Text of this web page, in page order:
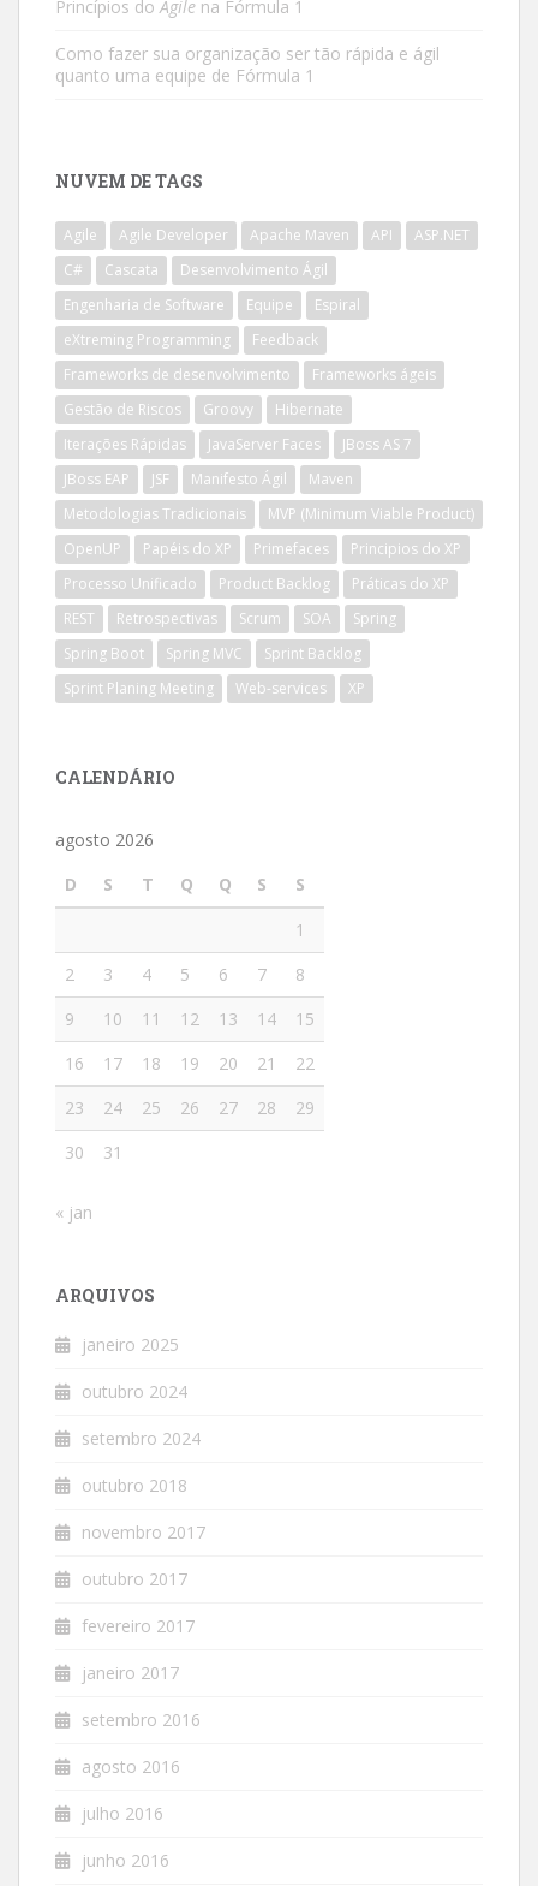
Princípios do Agile na Fórmula 1
Como fazer sua organização ser tão rápida e ágil
quanto uma equipe de Fórmula 1
NUVEM DE TAGS
Agile Agile Developer Apache Maven API
ASP.NET
C#
Cascata
Desenvolvimento Ágil
Engenharia de Software
Equipe
Espiral
eXtreming Programming
Feedback
Frameworks de desenvolvimento
Frameworks ágeis
Gestão de Riscos
Groovy
Hibernate
Iterações Rápidas
JavaServer Faces
JBoss AS 7
JBoss EAP
JSF Manifesto Ágil
Maven
Metodologias Tradicionais
MVP (Minimum Viable Product)
OpenUP
Papéis do XP Primefaces
Principios do XP
Processo Unificado
Product Backlog
Práticas do XP
REST
Retrospectivas Scrum SOA
Spring
Spring Boot
Spring MVC
Sprint Backlog
Sprint Planing Meeting
Web-services XP
CALENDÁRIO
agosto 2026
D
S T Q Q S
S
1
2
3 4 5 6 7
8
9
10 11 12 13 14
15
16
17 18 19 20 21
22
23
24 25 26 27 28
29
30
31
« jan
ARQUIVOS
janeiro 2025
outubro 2024
setembro 2024
outubro 2018
novembro 2017
outubro 2017
fevereiro 2017
janeiro 2017
setembro 2016
agosto 2016
julho 2016
junho 2016